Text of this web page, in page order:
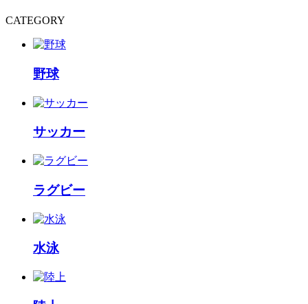
CATEGORY
野球
サッカー
ラグビー
水泳